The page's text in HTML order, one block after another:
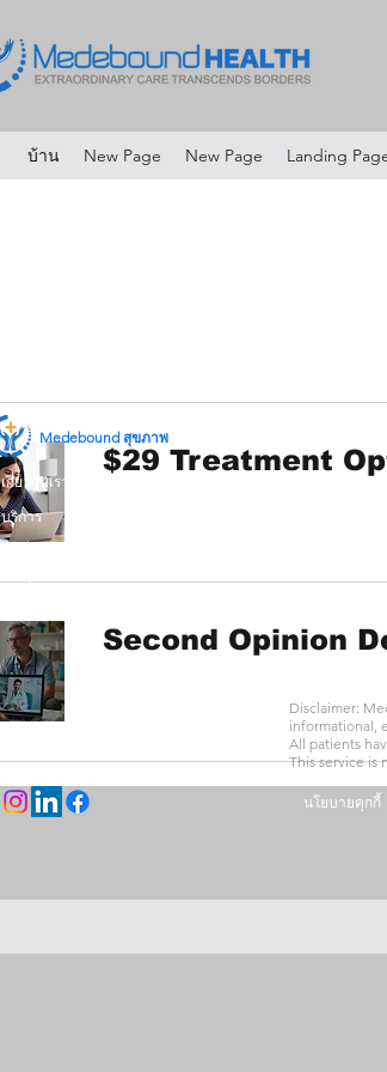
บ้าน New Page New Page Landing
$29 Treatment
Second Opinion
เกี่ยวกับเรา
บริการ
ติดต่อเรา
Medebound สุขภาพ
Disclaimer:
informational,
All patients
This service is
นโยบายคุกกี้